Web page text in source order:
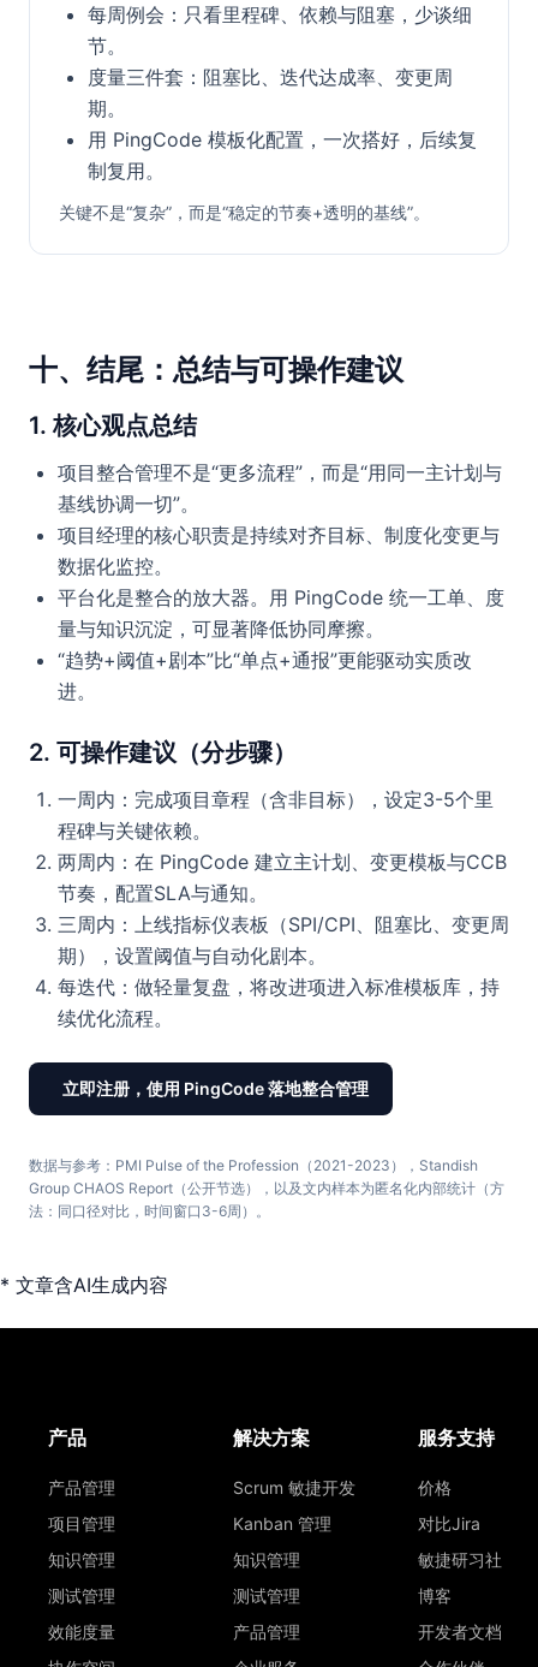
每周例会：只看里程碑、依赖与阻塞，少谈细
节。
度量三件套：阻塞比、迭代达成率、变更周
期。
用 PingCode 模板化配置，一次搭好，后续复
制复用。
关键不是“复杂”，而是“稳定的节奏+透明的基线”。
十、结尾：总结与可操作建议
1. 核心观点总结
项目整合管理不是“更多流程”，而是“用同一主计划与
基线协调一切”。
项目经理的核心职责是持续对齐目标、制度化变更与
数据化监控。
平台化是整合的放大器。用 PingCode 统一工单、度
量与知识沉淀，可显著降低协同摩擦。
“趋势+阈值+剧本”比“单点+通报”更能驱动实质改
进。
2. 可操作建议（分步骤）
一周内：完成项目章程（含非目标），设定3-5个里
程碑与关键依赖。
两周内：在 PingCode 建立主计划、变更模板与CCB
节奏，配置SLA与通知。
三周内：上线指标仪表板（SPI/CPI、阻塞比、变更周
期），设置阈值与自动化剧本。
每迭代：做轻量复盘，将改进项进入标准模板库，持
续优化流程。
立即注册，使用 PingCode 落地整合管理
数据与参考：PMI Pulse of the Profession（2021-2023），Standish
Group CHAOS Report（公开节选），以及文内样本为匿名化内部统计（方
法：同口径对比，时间窗口3-6周）。
* 文章含AI生成内容
产品
产品管理
项目管理
知识管理
测试管理
效能度量
解决方案
Scrum 敏捷开发
Kanban 管理
知识管理
测试管理
产品管理
服务支持
价格
对比Jira
敏捷研习社
博客
开发者文档